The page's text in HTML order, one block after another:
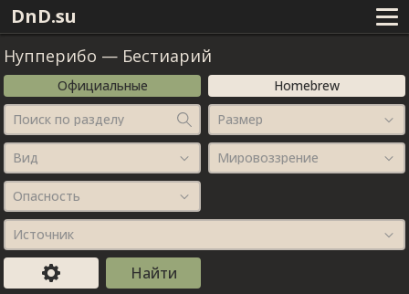
DnD.su
Нупперибо — Бестиарий
Официальные
Homebrew
Поиск по разделу
Размер
Вид Мировоззрение
Опасность
Источник